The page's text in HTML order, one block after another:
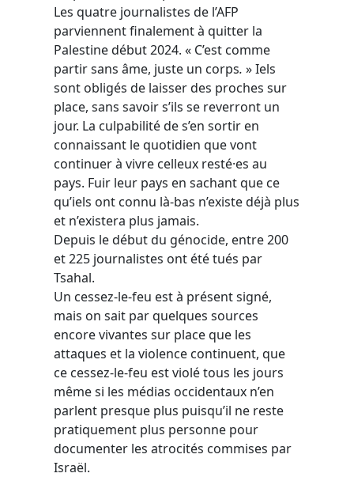
Les quatre journalistes de l’AFP
parviennent finalement à quitter la
Palestine début 2024. « C’est comme
partir sans âme, juste un corps. » Iels
sont obligés de laisser des proches sur
place, sans savoir s’ils se reverront un
jour. La culpabilité de s’en sortir en
connaissant le quotidien que vont
continuer à vivre celleux resté·es au
pays. Fuir leur pays en sachant que ce
qu’iels ont connu là-bas n’existe déjà plus
et n’existera plus jamais.
Depuis le début du génocide, entre 200
et 225 journalistes ont été tués par
Tsahal.
Un cessez-le-feu est à présent signé,
mais on sait par quelques sources
encore vivantes sur place que les
attaques et la violence continuent, que
ce cessez-le-feu est violé tous les jours
même si les médias occidentaux n’en
parlent presque plus puisqu’il ne reste
pratiquement plus personne pour
documenter les atrocités commises par
Israël.